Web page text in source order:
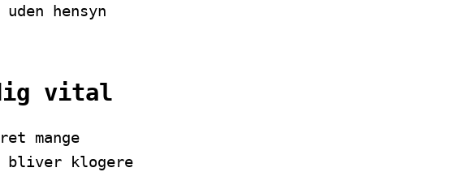
hensyn
vital
mange
bliver klogere